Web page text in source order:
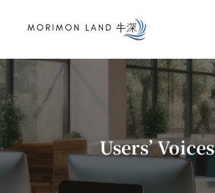
Home
Service
NEWS
Users’ Voices